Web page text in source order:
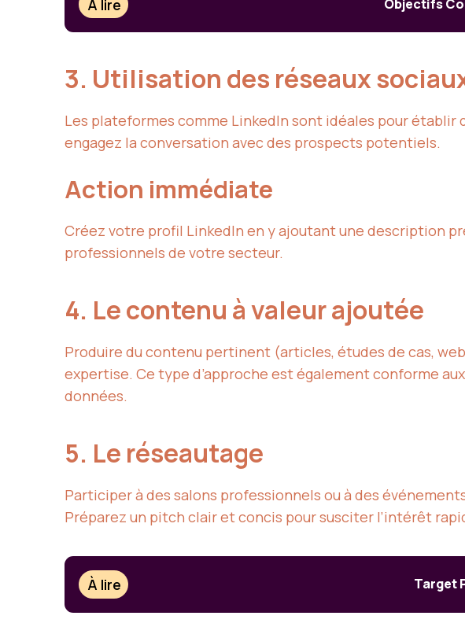
À lire Objectifs
3. Utilisation des réseaux
Les plateformes comme LinkedIn sont idéales pour
engagez la conversation avec des prospects potentiels.
Action immédiate
Créez votre profil LinkedIn en y ajoutant une description
professionnels de votre secteur.
4. Le contenu à valeur ajoutée
Produire du contenu pertinent (articles, études de cas,
expertise. Ce type d’approche est également conforme
données.
5. Le réseautage
Participer à des salons professionnels ou à des
Préparez un pitch clair et concis pour susciter l’intérêt
À lire Target